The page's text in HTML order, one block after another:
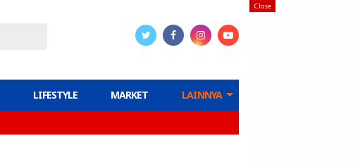
LIFESTYLE MARKET LAINNYA
Close